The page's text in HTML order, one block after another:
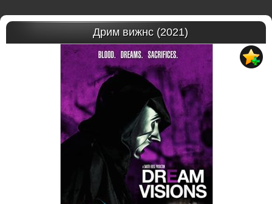
Дрим вижнс (2021)